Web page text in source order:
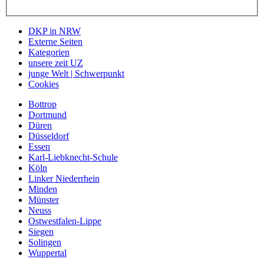
DKP in NRW
Externe Seiten
Kategorien
unsere zeit UZ
junge Welt | Schwerpunkt
Cookies
Bottrop
Dortmund
Düren
Düsseldorf
Essen
Karl-Liebknecht-Schule
Köln
Linker Niederrhein
Minden
Münster
Neuss
Ostwestfalen-Lippe
Siegen
Solingen
Wuppertal